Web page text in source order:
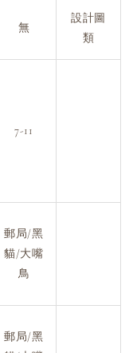
無
設計圖
類
7-11
郵局/黑
貓/大嘴
鳥
郵局/黑